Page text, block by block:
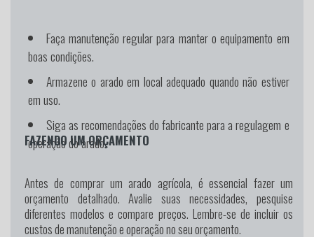
Faça manutenção regular para manter o equipamento em
boas condições.
Armazene o arado em local adequado quando não estiver
em uso.
Siga as recomendações do fabricante para a regulagem e
operação do arado.
FAZENDO UM ORÇAMENTO
Antes de comprar um arado agrícola, é essencial fazer um
orçamento detalhado. Avalie suas necessidades, pesquise
diferentes modelos e compare preços. Lembre-se de incluir os
custos de manutenção e operação no seu orçamento.